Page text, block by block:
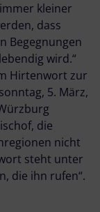
kleiner
dass
Begegnungen
wird.“
Hirtenwort zur
5. März,
die
nicht
steht unter
die ihn rufen“.